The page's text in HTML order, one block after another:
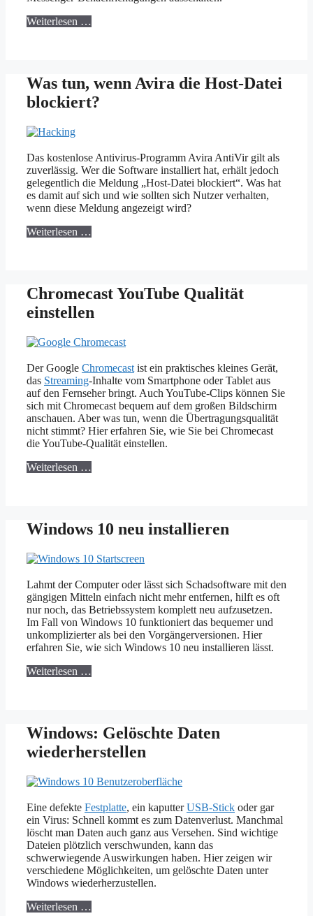
Weiterlesen …
Was tun, wenn Avira die Host-Datei
blockiert?
Das kostenlose Antivirus-Programm Avira AntiVir gilt als
zuverlässig. Wer die Software installiert hat, erhält jedoch
gelegentlich die Meldung „Host-Datei blockiert“. Was hat
es damit auf sich und wie sollten sich Nutzer verhalten,
wenn diese Meldung angezeigt wird?
Weiterlesen …
Chromecast YouTube Qualität
einstellen
Der Google Chromecast ist ein praktisches kleines Gerät,
das Streaming-Inhalte vom Smartphone oder Tablet aus
auf den Fernseher bringt. Auch YouTube-Clips können Sie
sich mit Chromecast bequem auf dem großen Bildschirm
anschauen. Aber was tun, wenn die Übertragungsqualität
nicht stimmt? Hier erfahren Sie, wie Sie bei Chromecast
die YouTube-Qualität einstellen.
Weiterlesen …
Windows 10 neu installieren
Lahmt der Computer oder lässt sich Schadsoftware mit den
gängigen Mitteln einfach nicht mehr entfernen, hilft es oft
nur noch, das Betriebssystem komplett neu aufzusetzen.
Im Fall von Windows 10 funktioniert das bequemer und
unkomplizierter als bei den Vorgängerversionen. Hier
erfahren Sie, wie sich Windows 10 neu installieren lässt.
Weiterlesen …
Windows: Gelöschte Daten
wiederherstellen
Eine defekte Festplatte, ein kaputterUSB-Stick oder gar
ein Virus: Schnell kommt es zum Datenverlust. Manchmal
löscht man Daten auch ganz aus Versehen. Sind wichtige
Dateien plötzlich verschwunden, kann das
schwerwiegende Auswirkungen haben. Hier zeigen wir
verschiedene Möglichkeiten, um gelöschte Daten unter
Windows wiederherzustellen.
Weiterlesen …